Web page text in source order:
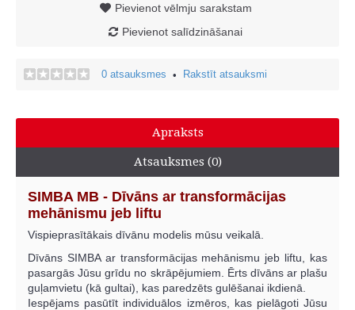
Pievienot vēlmju sarakstam
Pievienot salīdzināšanai
0 atsauksmes • Rakstīt atsauksmi
Apraksts
Atsauksmes (0)
SIMBA MB - Dīvāns ar transformācijas
mehānismu jeb liftu
Vispieprasītākais dīvānu modelis mūsu veikalā.
Dīvāns SIMBA ar transformācijas mehānismu jeb liftu, kas
pasargās Jūsu grīdu no skrāpējumiem. Ērts dīvāns ar plašu
guļamvietu (kā gultai), kas paredzēts gulēšanai ikdienā.
Iespējams pasūtīt individuālos izmēros, kas pielāgoti Jūsu